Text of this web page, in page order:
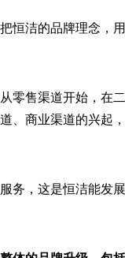
恒洁的品牌理念，
零售渠道开始，在
、商业渠道的兴起
务，这是恒洁能发